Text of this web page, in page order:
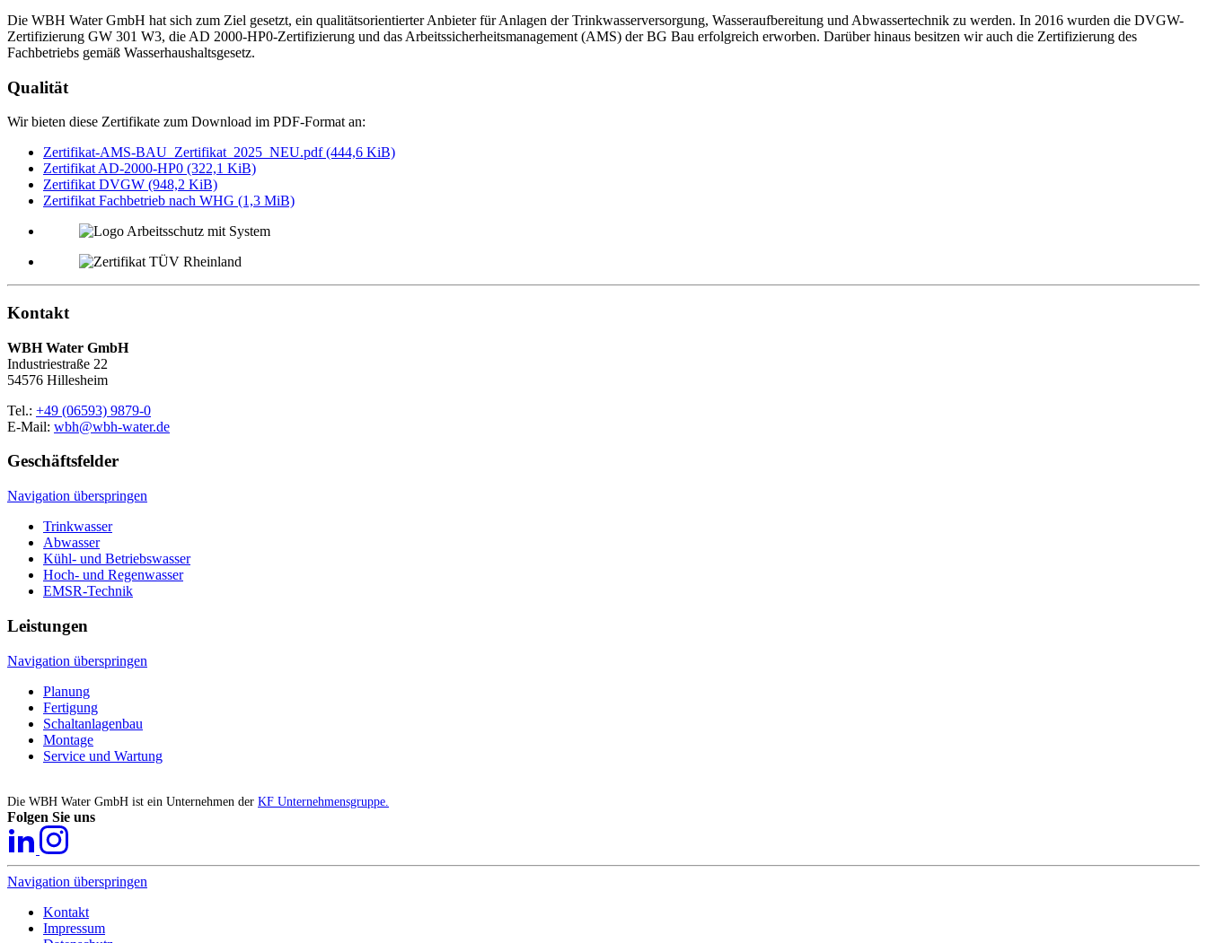
Die WBH Water GmbH hat sich zum Ziel gesetzt, ein qualitätsorientierter Anbieter für Anlagen der Trinkwasserversorgung, Wasseraufbereitung und Abwassertechnik zu werden. In 2016 wurden die DVGW-
Zertifizierung GW 301 W3, die AD 2000-HP0-Zertifizierung und das Arbeitssicherheitsmanagement (AMS) der BG Bau erfolgreich erworben. Darüber hinaus besitzen wir auch die Zertifizierung des
Fachbetriebs gemäß Wasserhaushaltsgesetz.
Qualität
Wir bieten diese Zertifikate zum Download im PDF-Format an:
Zertifikat-AMS-BAU_Zertifikat_2025_NEU.pdf(444,6 KiB)
Zertifikat AD-2000-HP0 (322,1 KiB)
Zertifikat DVGW (948,2 KiB)
Zertifikat Fachbetrieb nach WHG (1,3 MiB)
Kontakt
WBH Water GmbH
Industriestraße 22
54576 Hillesheim
Tel.: +49 (06593) 9879-0
E-Mail: wbh@wbh-water.de
Geschäftsfelder
Navigation überspringen
Trinkwasser
Abwasser
Kühl- und Betriebswasser
Hoch- und Regenwasser
EMSR-Technik
Leistungen
Navigation überspringen
Planung
Fertigung
Schaltanlagenbau
Montage
Service und Wartung
Die WBH Water GmbH ist ein Unternehmen der KF Unternehmensgruppe.
Folgen Sie uns
Navigation überspringen
Kontakt
Impressum